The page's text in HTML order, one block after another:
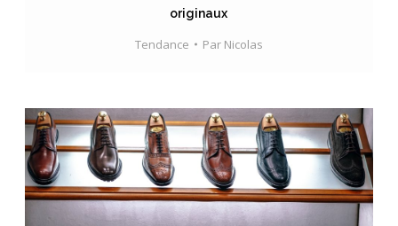
originaux
Tendance Par Nicolas